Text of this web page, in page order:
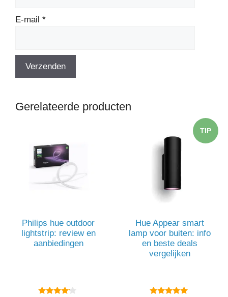
E-mail *
Gerelateerde producten
Philips hue outdoor
lightstrip: review en
aanbiedingen
TIP
Hue Appear smart
lamp voor buiten: info
en beste deals
vergelijken